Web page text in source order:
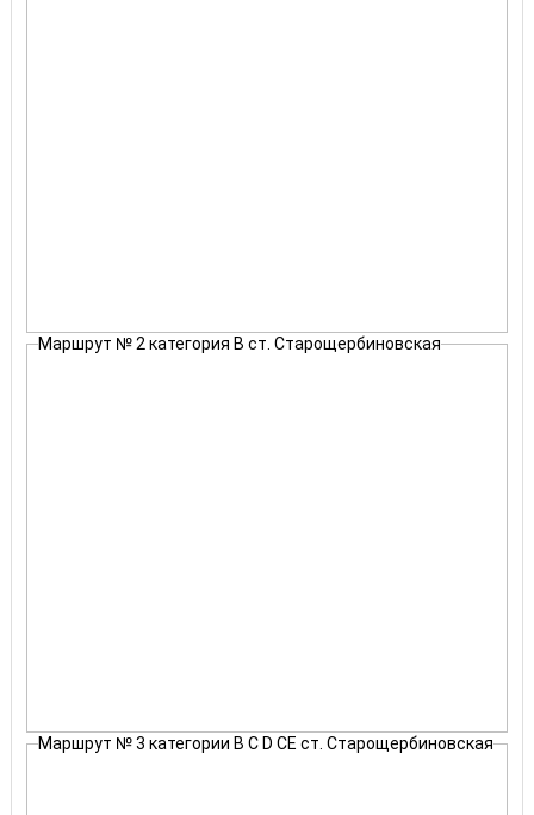
Маршрут № 2 категория В ст. Старощербиновская
Маршрут № 3 категории В С D CE ст. Старощербиновская